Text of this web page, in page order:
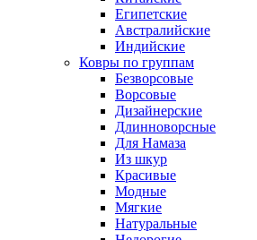
Египетские
Австралийские
Индийские
Ковры по группам
Безворсовые
Ворсовые
Дизайнерские
Длинноворсные
Для Намаза
Из шкур
Красивые
Модные
Мягкие
Натуральные